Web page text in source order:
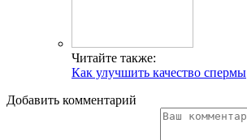
Читайте также:
Как улучшить качество спермы
Добавить комментарий